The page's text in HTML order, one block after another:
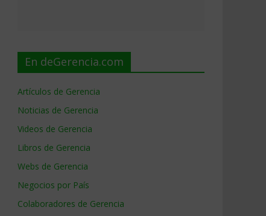
En deGerencia.com
Artículos de Gerencia
Noticias de Gerencia
Videos de Gerencia
Libros de Gerencia
Webs de Gerencia
Negocios por País
Colaboradores de Gerencia